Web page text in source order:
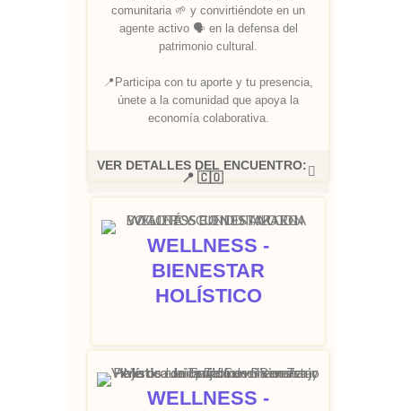
comunitaria 🌱 y convirtiéndote en un
agente activo 🗣️ en la defensa del
patrimonio cultural.
📍Participa con tu aporte y tu presencia,
únete a la comunidad que apoya la
economía colaborativa.
VER DETALLES DEL ENCUENTRO:
📍 🇨🇴
WELLNESS -
BIENESTAR
HOLÍSTICO
WELLNESS -